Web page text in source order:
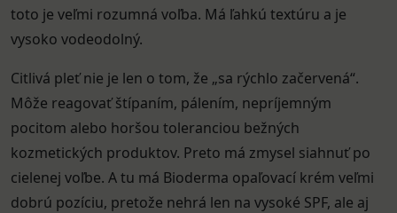
toto je veľmi rozumná voľba. Má ľahkú textúru a je
vysoko vodeodolný.
Citlivá pleť nie je len o tom, že „sa rýchlo začervená“.
Môže reagovať štípaním, pálením, nepríjemným
pocitom alebo horšou toleranciou bežných
kozmetických produktov. Preto má zmysel siahnuť po
cielenej voľbe. A tu má Bioderma opaľovací krém veľmi
dobrú pozíciu, pretože nehrá len na vysoké SPF, ale aj